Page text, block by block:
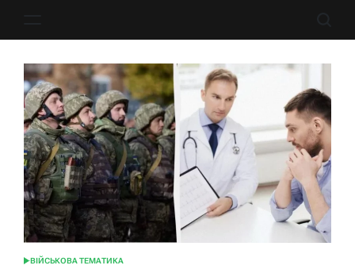
ОПУБЛІКУВАТИ
ВІЙСЬКОВА ТЕМАТИКА